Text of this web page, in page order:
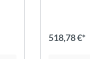
518,78 €*